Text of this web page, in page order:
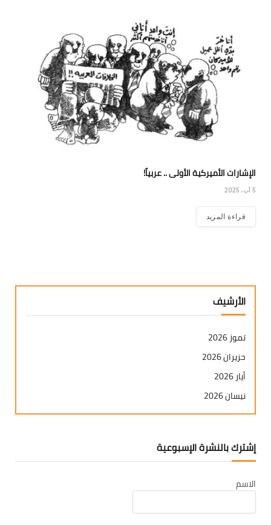
الإشارات الأميركية الأولى .. عربياً!
5 آب، 2025
قراءة المزيد
الأرشيف
تموز 2026
حزيران 2026
أيار 2026
نيسان 2026
آذار 2026
كانون ثاني 2026
تشرين ثاني 2025
تشرين أول 2025
إشترك بالنشرة الإسبوعية
الاسم